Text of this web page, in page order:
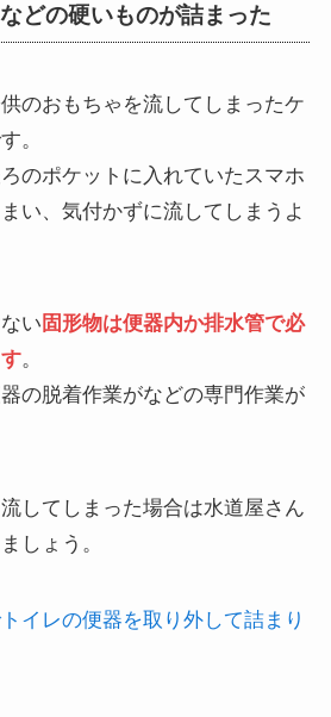
どの硬いものが詰まった
のおもちゃを流してしまったケ
。
のポケットに入れていたスマホ
い、気付かずに流してしまうよ
い 固形物は便器内か排水管で必
。
の脱着作業がなどの専門作業が
してしまった場合は水道屋さん
しょう。
イレの便器を取り外して詰まり